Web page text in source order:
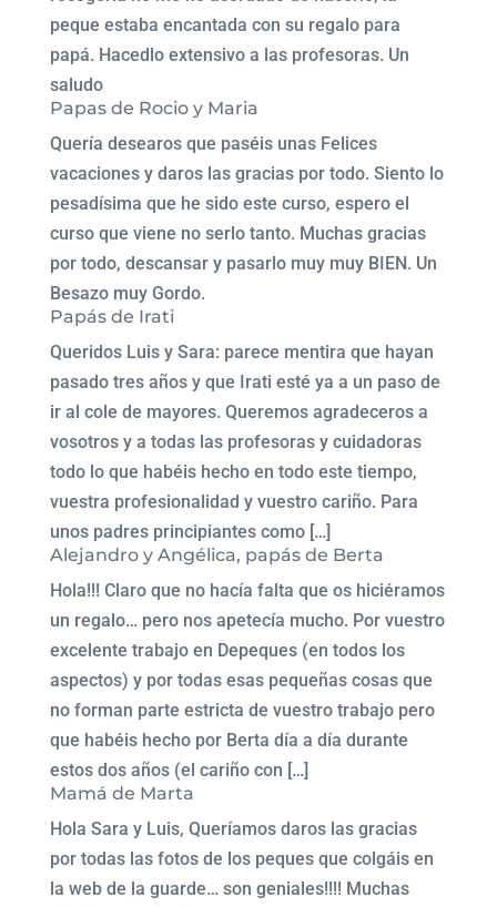
peque estaba encantada con su regalo para
papá. Hacedlo extensivo a las profesoras. Un
saludo
Papas de Rocio y Maria
Quería desearos que paséis unas Felices
vacaciones y daros las gracias por todo. Siento lo
pesadísima que he sido este curso, espero el
curso que viene no serlo tanto. Muchas gracias
por todo, descansar y pasarlo muy muy BIEN. Un
Besazo muy Gordo.
Papás de Irati
Queridos Luis y Sara: parece mentira que hayan
pasado tres años y que Irati esté ya a un paso de
ir al cole de mayores. Queremos agradeceros a
vosotros y a todas las profesoras y cuidadoras
todo lo que habéis hecho en todo este tiempo,
vuestra profesionalidad y vuestro cariño. Para
unos padres principiantes como […]
Alejandro y Angélica, papás de Berta
Hola!!! Claro que no hacía falta que os hiciéramos
un regalo… pero nos apetecía mucho. Por vuestro
excelente trabajo en Depeques (en todos los
aspectos) y por todas esas pequeñas cosas que
no forman parte estricta de vuestro trabajo pero
que habéis hecho por Berta día a día durante
estos dos años (el cariño con […]
Mamá de Marta
Hola Sara y Luis, Queríamos daros las gracias
por todas las fotos de los peques que colgáis en
la web de la guarde… son geniales!!!! Muchas